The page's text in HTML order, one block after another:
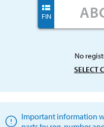
FIN
No
SELECT
Important information